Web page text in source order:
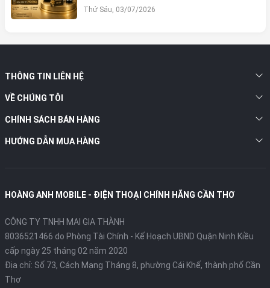
MOBILE
Thứ Sáu, 03/07/2026
THÔNG TIN LIÊN HỆ
VỀ CHÚNG TÔI
CHÍNH SÁCH BÁN HÀNG
HƯỚNG DẪN MUA HÀNG
HOÀNG ANH MOBILE - ĐIỆN THOẠI CHÍNH HÃNG CẦN THƠ
CÔNG TY TNHH MAI GIA THÀNH
8036521466 do Phòng Tài Chính - Kế Hoạch UBND Quận Ninh Kiều
cấp ngày 25 tháng 02 năm 2020
Địa chỉ: Số 73, Cách Mạng Tháng 8, phường Cái Khế, thành phố Cần
Thơ